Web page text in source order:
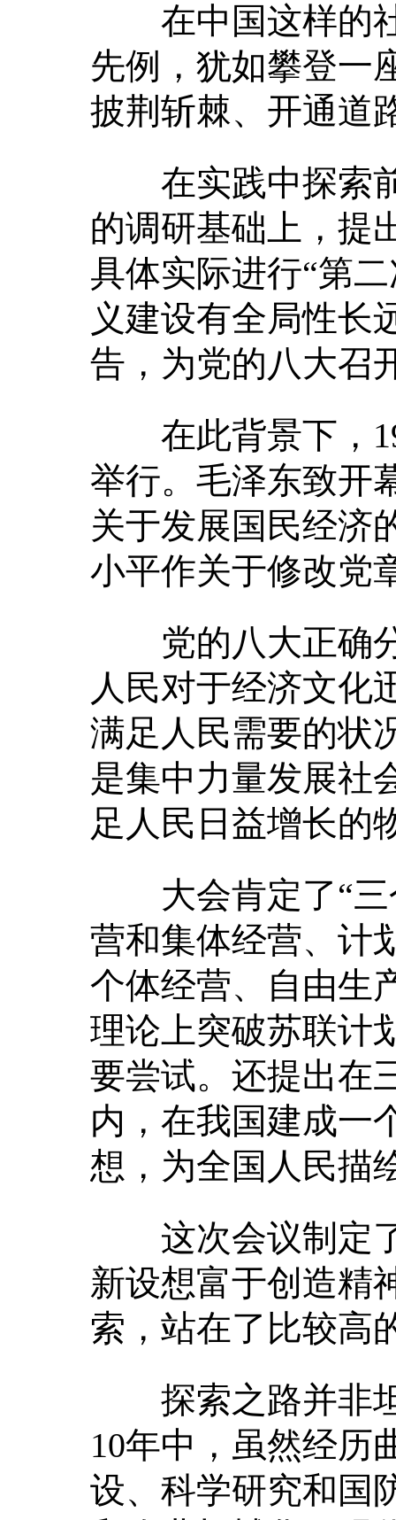
在中国这样的社
先例，犹如攀登一
披荆斩棘、开通道
在实践中探索前
的调研基础上，提
具体实际进行“第
义建设有全局性长
告，为党的八大召
在此背景下，
举行。毛泽东致开
关于发展国民经济
小平作关于修改党
党的八大正确分
人民对于经济文化
满足人民需要的状
是集中力量发展社
足人民日益增长的
大会肯定了“三
营和集体经营、计
个体经营、自由生
理论上突破苏联计
要尝试。还提出在
内，在我国建成一
想，为全国人民描
这次会议制定了
新设想富于创造精
索，站在了比较高
探索之路并非坦
10年中，虽然经历
设、科学研究和国